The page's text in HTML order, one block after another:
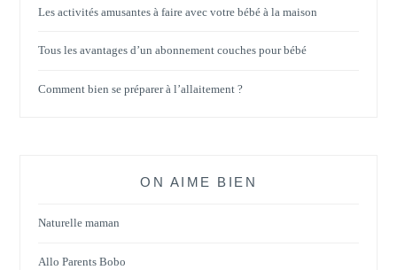
Les activités amusantes à faire avec votre bébé à la maison
Tous les avantages d’un abonnement couches pour bébé
Comment bien se préparer à l’allaitement ?
ON AIME BIEN
Naturelle maman
Allo Parents Bobo